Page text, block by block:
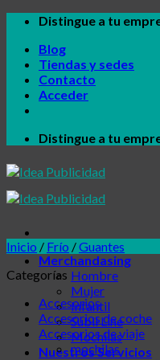
Skip
content
Distingue a tu
Blog
Tiendas y sedes
Contacto
Acceder
Distingue a tu
Merchandasing
Hombre
Mujer
Infantil
Subli Line
Mochilas
Nuestros Servicios
Inicio / Frío /Guantes
Categorías
Accesorios
Accesorios de coche
Accesorios de viaje
mochilas